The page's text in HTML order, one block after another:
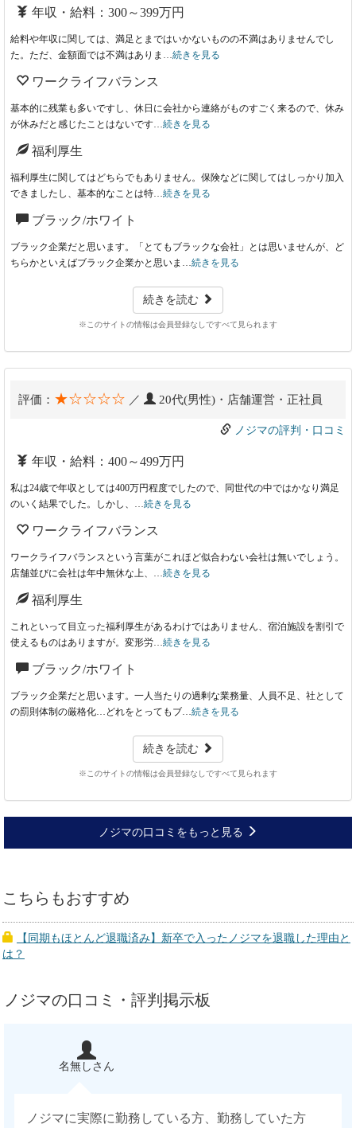
年収・給料：300～399万円
給料や年収に関しては、満足とまではいかないものの不満はありませんでし
た。ただ、金額面では不満はありま…続きを見る
ワークライフバランス
基本的に残業も多いですし、休日に会社から連絡がものすごく来るので、休み
が休みだと感じたことはないです…続きを見る
福利厚生
福利厚生に関してはどちらでもありません。保険などに関してはしっかり加入
できましたし、基本的なことは特…続きを見る
ブラック/ホワイト
ブラック企業だと思います。「とてもブラックな会社」とは思いませんが、ど
ちらかといえばブラック企業かと思いま…続きを見る
続きを読む
※このサイトの情報は会員登録なしですべて見られます
評価： ★☆☆☆☆ ／ 20代(男性)・店舗運営・正社員
ノジマの評判・口コミ
年収・給料：400～499万円
私は24歳で年収としては400万円程度でしたので、同世代の中ではかなり満足
のいく結果でした。しかし、…続きを見る
ワークライフバランス
ワークライフバランスという言葉がこれほど似合わない会社は無いでしょう。
店舗並びに会社は年中無休な上、…続きを見る
福利厚生
これといって目立った福利厚生があるわけではありません、宿泊施設を割引で
使えるものはありますが。変形労…続きを見る
ブラック/ホワイト
ブラック企業だと思います。一人当たりの過剰な業務量、人員不足、社として
の罰則体制の厳格化…どれをとってもブ…続きを見る
続きを読む
※このサイトの情報は会員登録なしですべて見られます
ノジマの口コミをもっと見る
こちらもおすすめ
【同期もほとんど退職済み】新卒で入ったノジマを退職した理由と
は？
ノジマの口コミ・評判掲示板
名無しさん
ノジマに実際に勤務している方、勤務していた方